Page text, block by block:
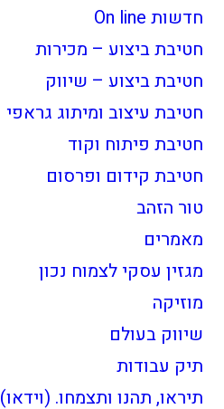
חדשות On line
חטיבת ביצוע – מכירות
חטיבת ביצוע – שיווק
חטיבת עיצוב ומיתוג גראפי
חטיבת פיתוח וקוד
חטיבת קידום ופרסום
טור הזהב
מאמרים
מגזין עסקי לצמוח נכון
מוזיקה
שיווק בעולם
תיק עבודות
תיראו, תהנו ותצמחו. (וידאו)